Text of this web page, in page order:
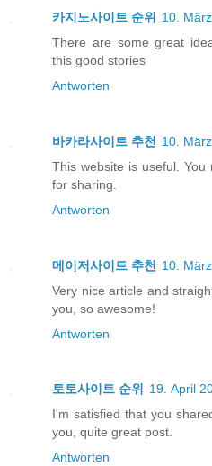
카지노사이트 순위 10.
There are some great
this good stories
Antworten
바카라사이트 추천 10.
This website is useful.
for sharing.
Antworten
메이저사이트 추천 10.
Very nice article and
you, so awesome!
Antworten
토토사이트 순위
19. April
I'm satisfied that you
you, quite great post.
Antworten